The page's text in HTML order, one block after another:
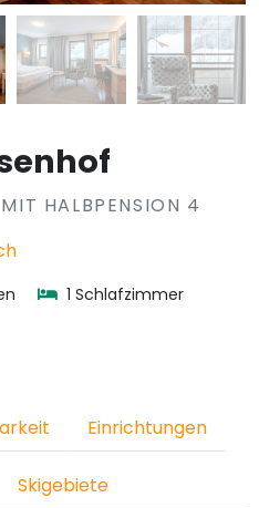
HALBPENSION 4
1 Schlafzimmer
Einrichtungen
Skigebiete